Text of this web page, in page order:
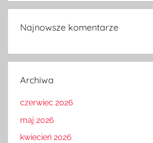
Najnowsze komentarze
Archiwa
czerwiec 2026
maj 2026
kwiecień 2026